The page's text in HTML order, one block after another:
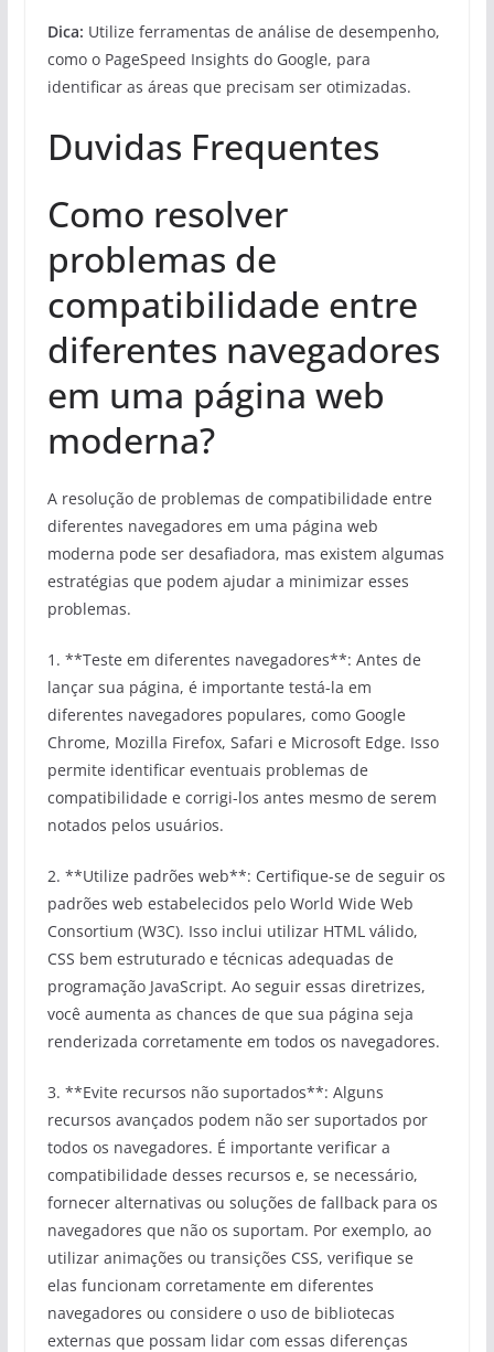
Dica: Utilize ferramentas de análise de desempenho,
como o PageSpeed Insights do Google, para
identificar as áreas que precisam ser otimizadas.
Duvidas Frequentes
Como resolver
problemas de
compatibilidade entre
diferentes navegadores
em uma página web
moderna?
A resolução de problemas de compatibilidade entre
diferentes navegadores em uma página web
moderna pode ser desafiadora, mas existem algumas
estratégias que podem ajudar a minimizar esses
problemas.
1. **Teste em diferentes navegadores**: Antes de
lançar sua página, é importante testá-la em
diferentes navegadores populares, como Google
Chrome, Mozilla Firefox, Safari e Microsoft Edge. Isso
permite identificar eventuais problemas de
compatibilidade e corrigi-los antes mesmo de serem
notados pelos usuários.
2. **Utilize padrões web**: Certifique-se de seguir os
padrões web estabelecidos pelo World Wide Web
Consortium (W3C). Isso inclui utilizar HTML válido,
CSS bem estruturado e técnicas adequadas de
programação JavaScript. Ao seguir essas diretrizes,
você aumenta as chances de que sua página seja
renderizada corretamente em todos os navegadores.
3. **Evite recursos não suportados**: Alguns
recursos avançados podem não ser suportados por
todos os navegadores. É importante verificar a
compatibilidade desses recursos e, se necessário,
fornecer alternativas ou soluções de fallback para os
navegadores que não os suportam. Por exemplo, ao
utilizar animações ou transições CSS, verifique se
elas funcionam corretamente em diferentes
navegadores ou considere o uso de bibliotecas
externas que possam lidar com essas diferenças